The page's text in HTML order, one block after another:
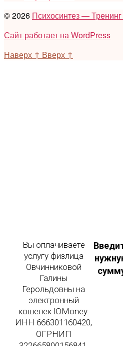
© 2026 Психосинтез —
Сайт работает на WordPress
Наверх ↑ Вверх ↑
Вы оплачиваете
услугу физлица
Овчинниковой
Галины
Герольдовны на
электронный
кошелек ЮMoney.
ИНН 666301160420,
ОГРНИП